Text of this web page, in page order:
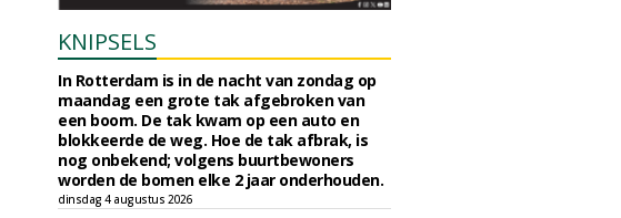
KNIPSELS
In Rotterdam is in de nacht van zondag op
maandag een grote tak afgebroken van
een boom. De tak kwam op een auto en
blokkeerde de weg. Hoe de tak afbrak, is
nog onbekend; volgens buurtbewoners
worden de bomen elke 2 jaar onderhouden.
dinsdag 4 augustus 2026